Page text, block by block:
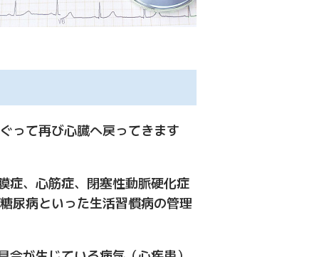
って再び心臓へ戻ってきます
症、心筋症、閉塞性動脈硬化症
尿病といった生活習慣病の管理